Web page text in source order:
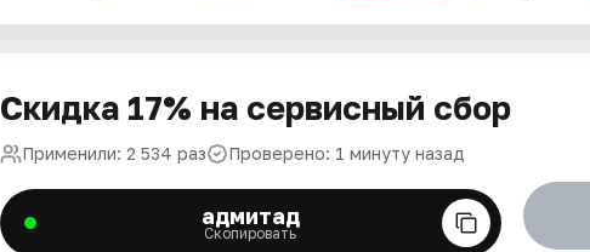
Скидка 17% на сервисный сбор
Применили: 2 534 раз Проверено: 1 минуту назад
адмитад
Скопировать